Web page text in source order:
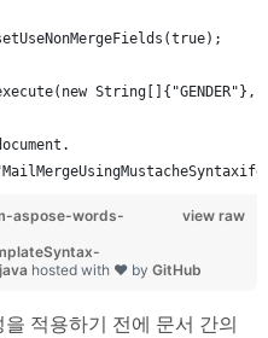
view raw
aspose-words-
hosted with ❤ by GitHub
을 적용하기 전에 문서 간의